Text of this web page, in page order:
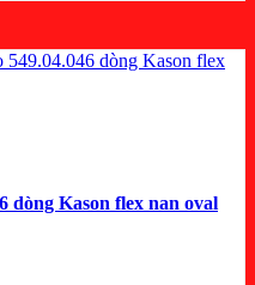
dòng Kason flex nan oval